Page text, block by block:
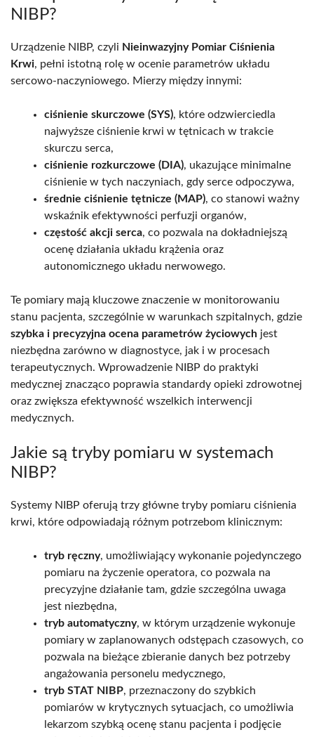
NIBP?
Urządzenie NIBP, czyli Nieinwazyjny Pomiar Ciśnienia
Krwi, pełni istotną rolę w ocenie parametrów układu
sercowo-naczyniowego. Mierzy między innymi:
ciśnienie skurczowe (SYS), które odzwierciedla
najwyższe ciśnienie krwi w tętnicach w trakcie
skurczu serca,
ciśnienie rozkurczowe (DIA), ukazujące minimalne
ciśnienie w tych naczyniach, gdy serce odpoczywa,
średnie ciśnienie tętnicze (MAP), co stanowi ważny
wskaźnik efektywności perfuzji organów,
częstość akcji serca, co pozwala na dokładniejszą
ocenę działania układu krążenia oraz
autonomicznego układu nerwowego.
Te pomiary mają kluczowe znaczenie w monitorowaniu
stanu pacjenta, szczególnie w warunkach szpitalnych, gdzie
szybka i precyzyjna ocena parametrów życiowych jest
niezbędna zarówno w diagnostyce, jak i w procesach
terapeutycznych. Wprowadzenie NIBP do praktyki
medycznej znacząco poprawia standardy opieki zdrowotnej
oraz zwiększa efektywność wszelkich interwencji
medycznych.
Jakie są tryby pomiaru w systemach
NIBP?
Systemy NIBP oferują trzy główne tryby pomiaru ciśnienia
krwi, które odpowiadają różnym potrzebom klinicznym:
tryb ręczny, umożliwiający wykonanie pojedynczego
pomiaru na życzenie operatora, co pozwala na
precyzyjne działanie tam, gdzie szczególna uwaga
jest niezbędna,
tryb automatyczny, w którym urządzenie wykonuje
pomiary w zaplanowanych odstępach czasowych, co
pozwala na bieżące zbieranie danych bez potrzeby
angażowania personelu medycznego,
tryb STAT NIBP, przeznaczony do szybkich
pomiarów w krytycznych sytuacjach, co umożliwia
lekarzom szybką ocenę stanu pacjenta i podjęcie